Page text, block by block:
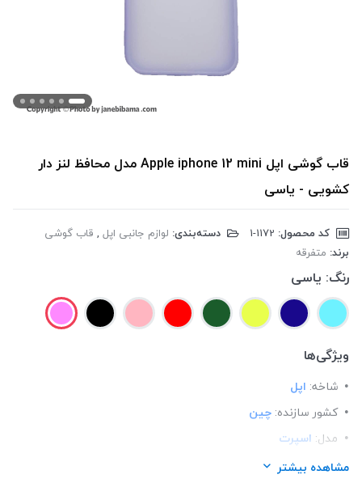
قاب گوشی اپل Apple iphone 12 mini مدل محافظ لنز دار
کشویی - یاسی
کد محصول: دسته‌بندی: لوازم جانبی اپل , قاب گوشی
برند: متفرقه
رنگ: یاسی
ویژگی‌ها
شاخه: اپل
کشور سازنده: چین
مدل: اسپرت
مناسب برای گوشی:
مشاهده بیشتر